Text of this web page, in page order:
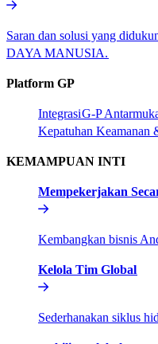
Saran dan solusi yang
DAYA MANUSIA.​​
Platform GP​​
Integrasi​​G-P
Kepatuhan Keamanan
KEMAMPUAN INTI​​
Mempekerjakan
Kembangkan bisnis
Kelola Tim Global​​
Sederhanakan siklus